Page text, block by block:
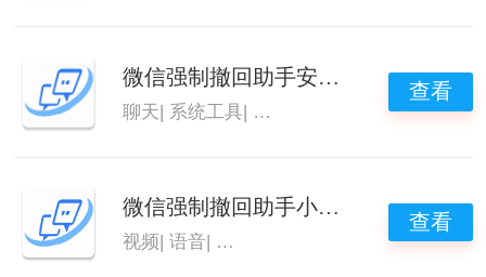
微信强制撤回助手安卓版
聊天| 系统工具| 微信强制撤回助手|微信强
查看
微信强制撤回助手小工具
视频 |语音 微信强制撤回助手 微信强制撤
查看